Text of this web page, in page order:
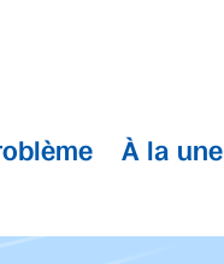
À la une